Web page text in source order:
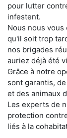
pour lutter
infestent.
Nous nous
qu'il soit trop
nos brigades
auriez déjà été
Grâce à notre
sont garantis,
et des animaux
Les experts de
protection
liés à la